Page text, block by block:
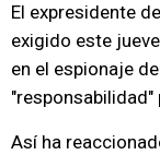
El expresidente
exigido este
en el espionaje
Así ha